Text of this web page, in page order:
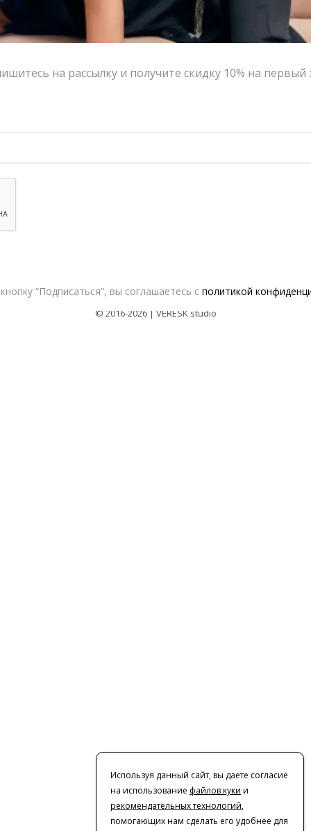
Политика конфиденциальности
© 2016-2026 | VERESK studio
Используя данный сайт, вы даете согласие
на использование файлов куки и
рекомендательных технологий,
помогающих нам сделать его удобнее для
на рассылку и получите скидку 10% на первый
“Подписаться”, вы соглашаетесь с политикой